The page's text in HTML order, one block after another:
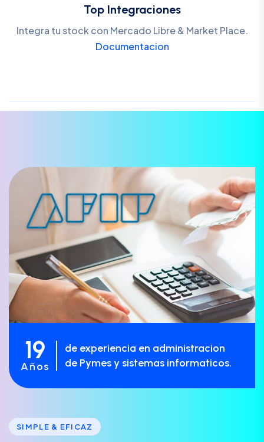
Top Integraciones
Integra tu stock con Mercado Libre & Market Place.
Documentacion
19
Años
de experiencia en administracion
de Pymes y sistemas informaticos.
SIMPLE & EFICAZ